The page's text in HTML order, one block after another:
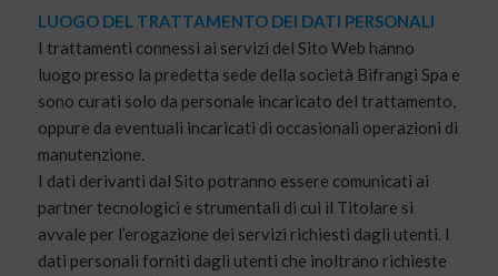
LUOGO DEL TRATTAMENTO DEI DATI PERSONALI
I trattamenti connessi ai servizi del Sito Web hanno
luogo presso la predetta sede della società Bifrangi Spa e
sono curati solo da personale incaricato del trattamento,
oppure da eventuali incaricati di occasionali operazioni di
manutenzione.
I dati derivanti dal Sito potranno essere comunicati ai
partner tecnologici e strumentali di cui il Titolare si
avvale per l’erogazione dei servizi richiesti dagli utenti. I
dati personali forniti dagli utenti che inoltrano richieste